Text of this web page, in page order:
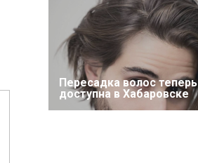
Пересадка волос теперь
доступна в Хабаровске